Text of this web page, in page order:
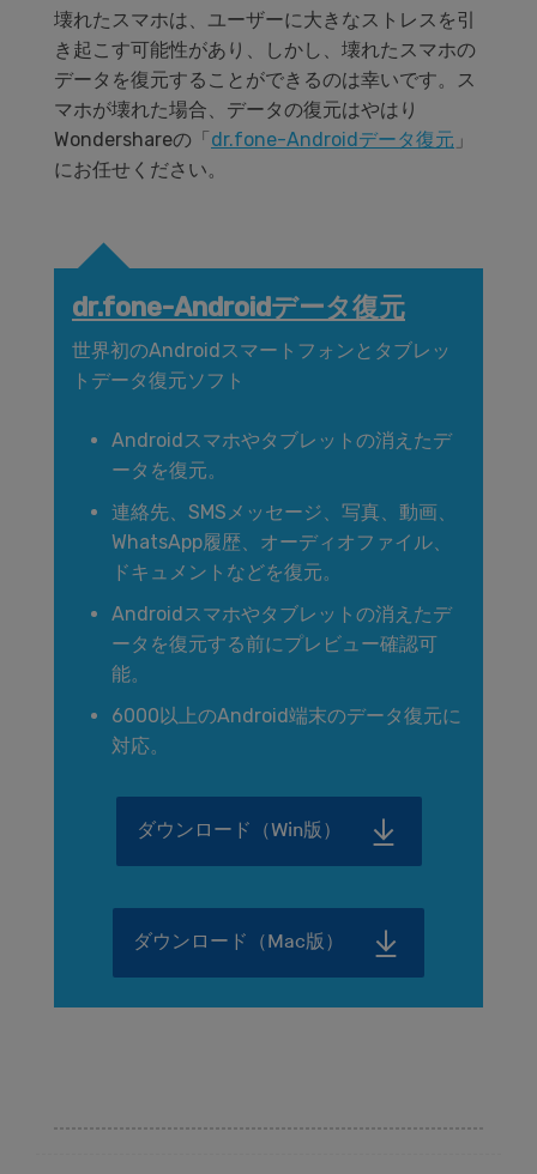
壊れたスマホは、ユーザーに大きなストレスを引
き起こす可能性があり、しかし、壊れたスマホの
データを復元することができるのは幸いです。ス
マホが壊れた場合、データの復元はやはり
Wondershareの「dr.fone-Androidデータ復元 」
にお任せください。
dr.fone-Androidデータ復元
世界初のAndroidスマートフォンとタブレッ
トデータ復元ソフト
Androidスマホやタブレットの消えたデ
ータを復元。
連絡先、SMSメッセージ、写真、動画、
WhatsApp履歴、オーディオファイル、
ドキュメントなどを復元。
Androidスマホやタブレットの消えたデ
ータを復元する前にプレビュー確認可
能。
6000以上のAndroid端末のデータ復元に
対応。
ダウンロード（Win版）
ダウンロード（Mac版）